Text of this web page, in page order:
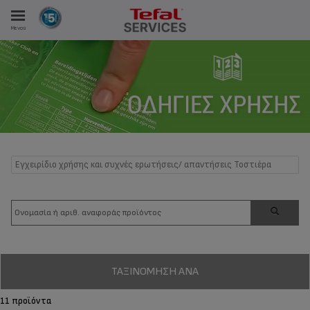
Μενού
Εγχειρίδιο χρήσης και συχνές ερωτήσεις/ απαντήσεις Τοστιέρα
ΤΑΞΙΝΌΜΗΣΗ ΑΝΆ
11 προϊόντα